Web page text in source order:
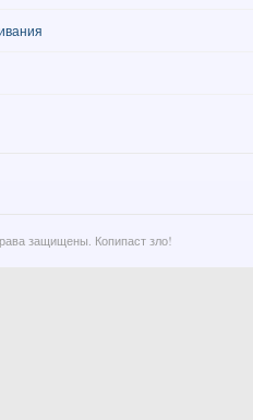
защищены. Копипаст зло!